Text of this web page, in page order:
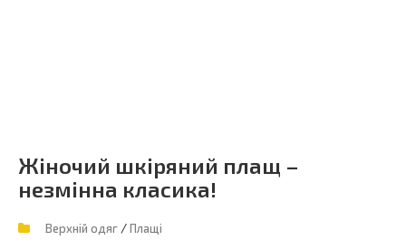
Жіночий шкіряний плащ –
незмінна класика!
Верхній одяг /Плащі